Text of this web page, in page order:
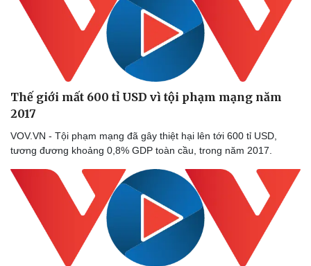
Thế giới mất 600 tỉ USD vì tội phạm mạng năm
2017
VOV.VN - Tội phạm mạng đã gây thiệt hại lên tới 600 tỉ USD,
tương đương khoảng 0,8% GDP toàn cầu, trong năm 2017.